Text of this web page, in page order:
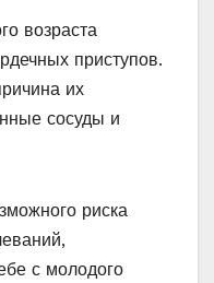
возраста
приступов.
их
сосуды и
риска
с молодого